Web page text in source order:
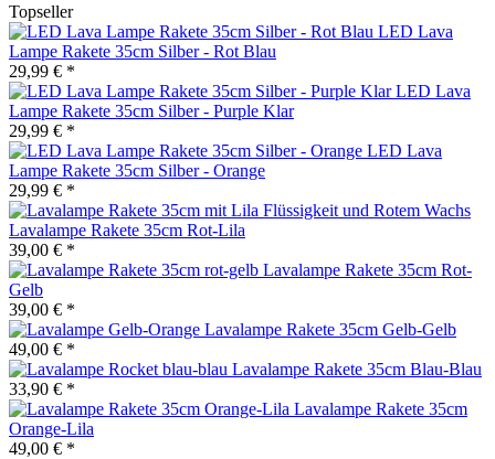
Topseller
LED Lava
Lampe Rakete 35cm Silber - Rot Blau
29,99 € *
LED Lava
Lampe Rakete 35cm Silber - Purple Klar
29,99 € *
LED Lava
Lampe Rakete 35cm Silber - Orange
29,99 € *
Lavalampe Rakete 35cm Rot-Lila
39,00 € *
Lavalampe Rakete 35cm Rot-
Gelb
39,00 € *
Lavalampe Rakete 35cm Gelb-Gelb
49,00 € *
Lavalampe Rakete 35cm Blau-Blau
33,90 € *
Lavalampe Rakete 35cm
Orange-Lila
49,00 € *